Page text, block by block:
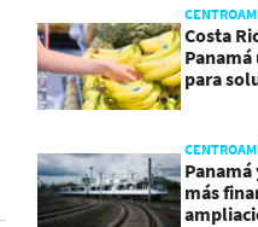
Costa
para
más